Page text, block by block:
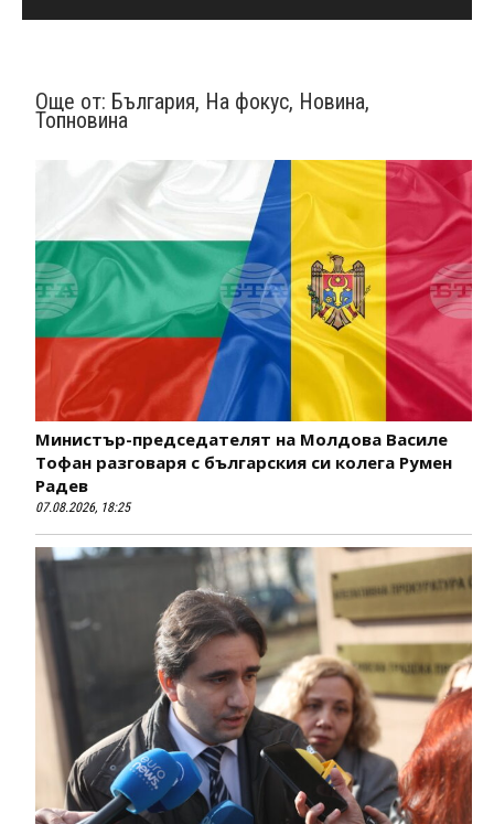
Още от: България, На фокус, Новина,
Топновина
Министър-председателят на Молдова Василе
Тофан разговаря с българския си колега Румен
Радев
07.08.2026, 18:25